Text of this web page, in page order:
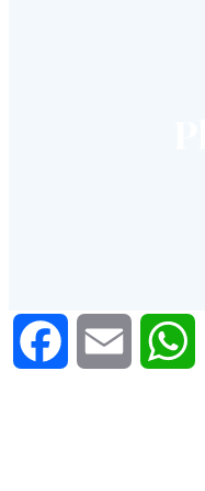
Facebook Email